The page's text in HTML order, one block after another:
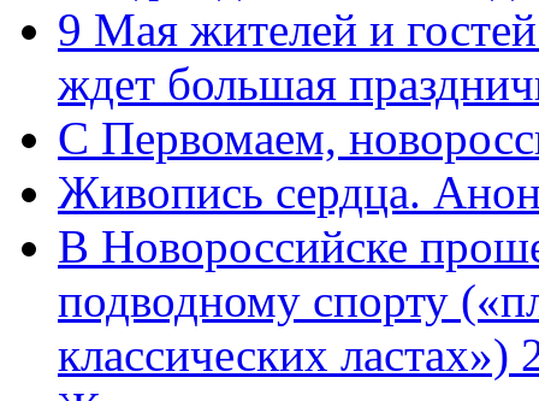
9 Мая жителей и
ждет большая
C Первомаем,
Живопись сердца.
В Новороссийске
подводному спорту
классических